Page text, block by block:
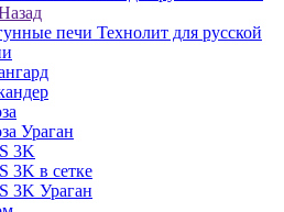
печи Технолит для русской
Ураган
3K
3K в сетке
3K Ураган